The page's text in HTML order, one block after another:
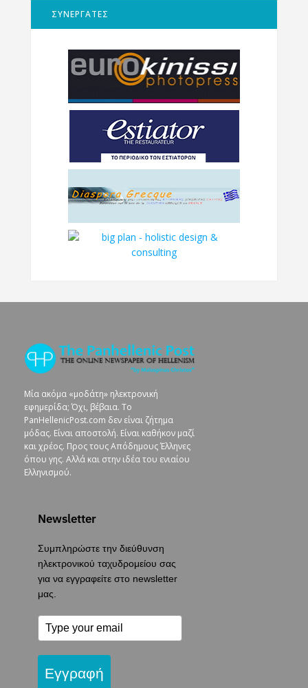
ΣΥΝΕΡΓΑΤΕΣ
Μία ακόμα «μοδάτη» ηλεκτρονική
εφημερίδα; Όχι, βέβαια. To
PanHellenicPost.com δεν είναι ζήτημα
μόδας. Είναι αποστολή. Είναι καθήκον μαζί
και χρέος. Προς τους Απόδημους Έλληνες
όπου γης. Αλλά και στην ιδέα του ενιαίου
Ελληνισμού.
Newsletter
Συμπληρώστε την διεύθυνση
ηλεκτρονικού ταχυδρομείου σας
για να εγγραφείτε στο newsletter
μας.
Εγγραφή